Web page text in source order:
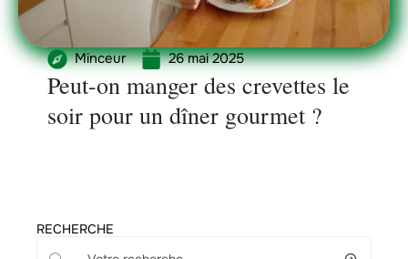
Minceur 26 mai 2025
Peut-on manger des crevettes le
soir pour un dîner gourmet ?
RECHERCHE